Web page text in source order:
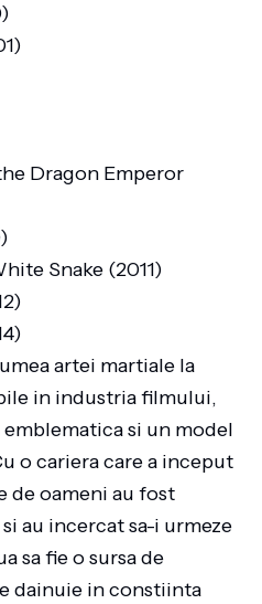
Dragon Emperor
Snake (2011)
artei martiale la
in industria filmului,
si un model
o cariera care a inceput
de oameni au fost
au incercat sa-i urmeze
sa fie o sursa de
dainuie in constiinta